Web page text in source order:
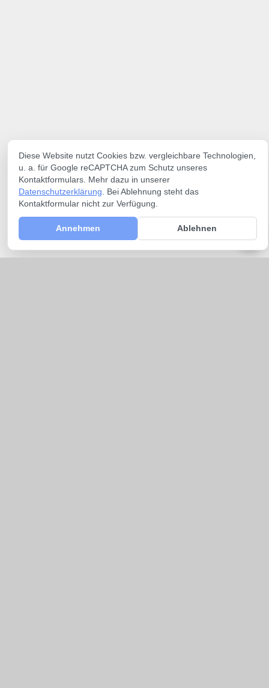
Diese Website nutzt Cookies bzw. vergleichbare Technologien,
u. a. für Google reCAPTCHA zum Schutz unseres
Kontaktformulars. Mehr dazu in unserer
Datenschutzerklärung . Bei Ablehnung steht das
Kontaktformular nicht zur Verfügung.
Annehmen Ablehnen